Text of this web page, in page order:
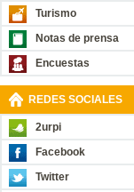
Turismo
Notas de prensa
Encuestas
REDES SOCIALES
2urpi
Facebook
Twitter